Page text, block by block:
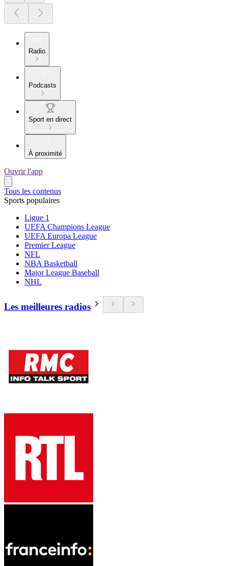
Radio
Podcasts
Sport en direct
À proximité
Ouvrir l'app
Tous les contenus
Sports populaires
Ligue 1
UEFA Champions League
UEFA Europa League
Premier League
NFL
NBA Basketball
Major League Baseball
NHL
Les meilleures radios